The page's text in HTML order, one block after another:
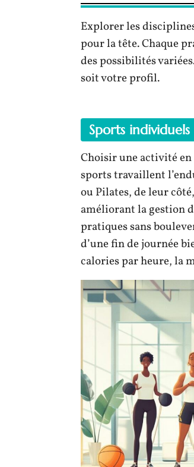
Explorer les
pour la tête. Chaque
des possibilités
soit votre profil.
Sports
Choisir une activité en
sports travaillent
ou Pilates, de leur
améliorant la gestion
pratiques sans
d’une fin de journée
calories par heure, la